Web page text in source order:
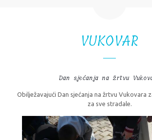
VUKOVAR
Dan sjećanja na žrtvu
Obilježavajući Dan sjećanja na žrtvu Vukovara
za sve stradale.